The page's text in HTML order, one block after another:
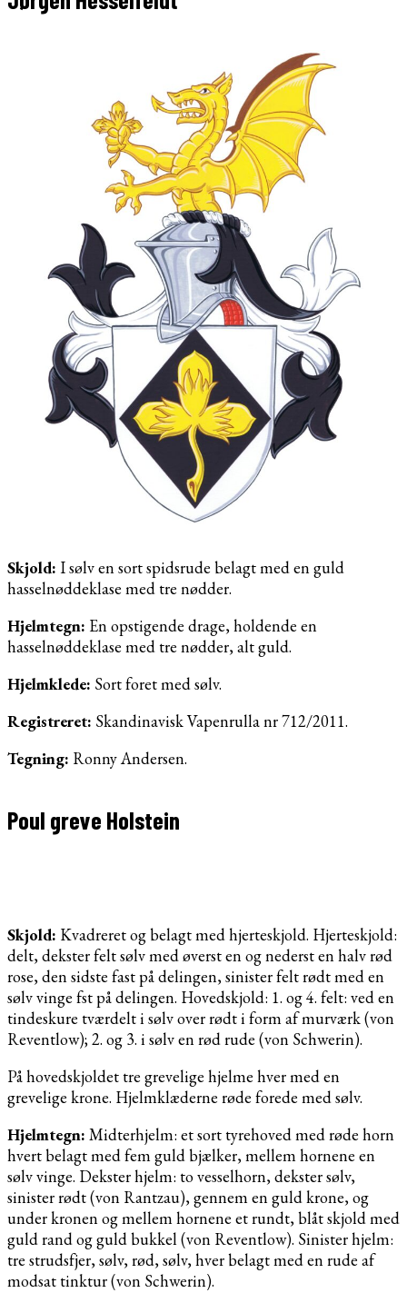
Skjold: I sølv en sort spidsrude belagt med en guld
hasselnøddeklase med tre nødder.
Hjelmtegn: En opstigende drage, holdende en
hasselnøddeklase med tre nødder, alt guld.
Hjelmklede: Sort foret med sølv.
Registreret: Skandinavisk Vapenrulla nr 712/2011.
Tegning: Ronny Andersen.
Poul greve Holstein
Skjold: Kvadreret og belagt med hjerteskjold. Hjerteskjold:
delt, dekster felt sølv med øverst en og nederst en halv rød
rose, den sidste fast på delingen, sinister felt rødt med en
sølv vinge fst på delingen. Hovedskjold: 1. og 4. felt: ved en
tindeskure tværdelt i sølv over rødt i form af murværk (von
Reventlow); 2. og 3. i sølv en rød rude (von Schwerin).
På hovedskjoldet tre grevelige hjelme hver med en
grevelige krone. Hjelmklæderne røde forede med sølv.
Hjelmtegn: Midterhjelm: et sort tyrehoved med røde horn
hvert belagt med fem guld bjælker, mellem hornene en
sølv vinge. Dekster hjelm: to vesselhorn, dekster sølv,
sinister rødt (von Rantzau), gennem en guld krone, og
under kronen og mellem hornene et rundt, blåt skjold med
guld rand og guld bukkel (von Reventlow). Sinister hjelm:
tre strudsfjer, sølv, rød, sølv, hver belagt med en rude af
modsat tinktur (von Schwerin).